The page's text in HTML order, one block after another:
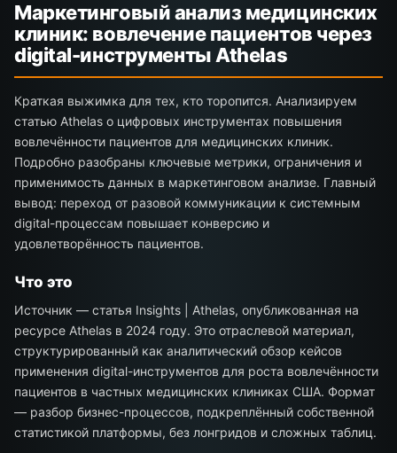
Маркетинговый анализ медицинских
клиник: вовлечение пациентов через
digital-инструменты Athelas
Краткая выжимка для тех, кто торопится. Анализируем
статью Athelas о цифровых инструментах повышения
вовлечённости пациентов для медицинских клиник.
Подробно разобраны ключевые метрики, ограничения и
применимость данных в маркетинговом анализе. Главный
вывод: переход от разовой коммуникации к системным
digital-процессам повышает конверсию и
удовлетворённость пациентов.
Что это
Источник — статья Insights | Athelas, опубликованная на
ресурсе Athelas в 2024 году. Это отраслевой материал,
структурированный как аналитический обзор кейсов
применения digital-инструментов для роста вовлечённости
пациентов в частных медицинских клиниках США. Формат
— разбор бизнес-процессов, подкреплённый собственной
статистикой платформы, без лонгридов и сложных таблиц.